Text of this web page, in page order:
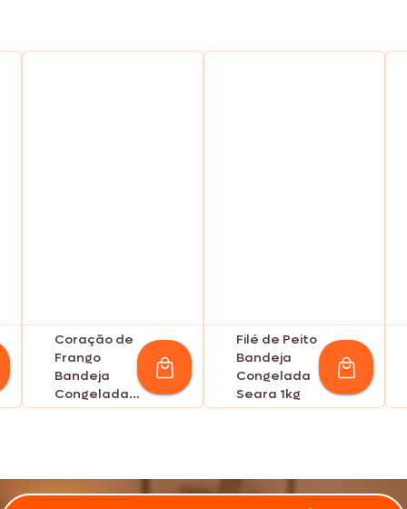
Coração de
Frango
Bandeja
Congelada
Seara 1kg
Filé de Peito
Bandeja
Congelada
Seara 1kg